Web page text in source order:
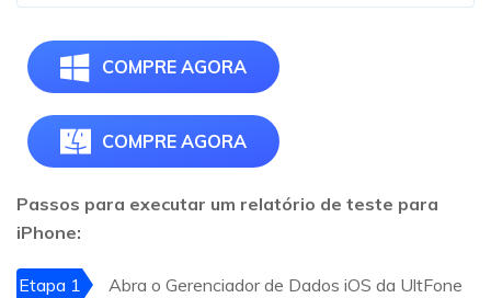
COMPRE AGORA
COMPRE AGORA
Passos para executar um relatório de teste para
iPhone:
Etapa 1
Abra o Gerenciador de Dados iOS da UltFone